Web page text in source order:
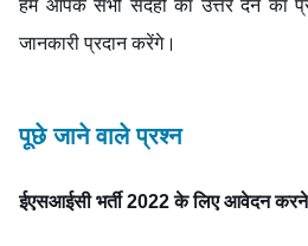
हम आपके सभी संदेहों का उत्तर देने का
जानकारी प्रदान करेंगे।
पूछे जाने वाले प्रश्न
ईएसआईसी भर्ती 2022 के लिए आवेदन